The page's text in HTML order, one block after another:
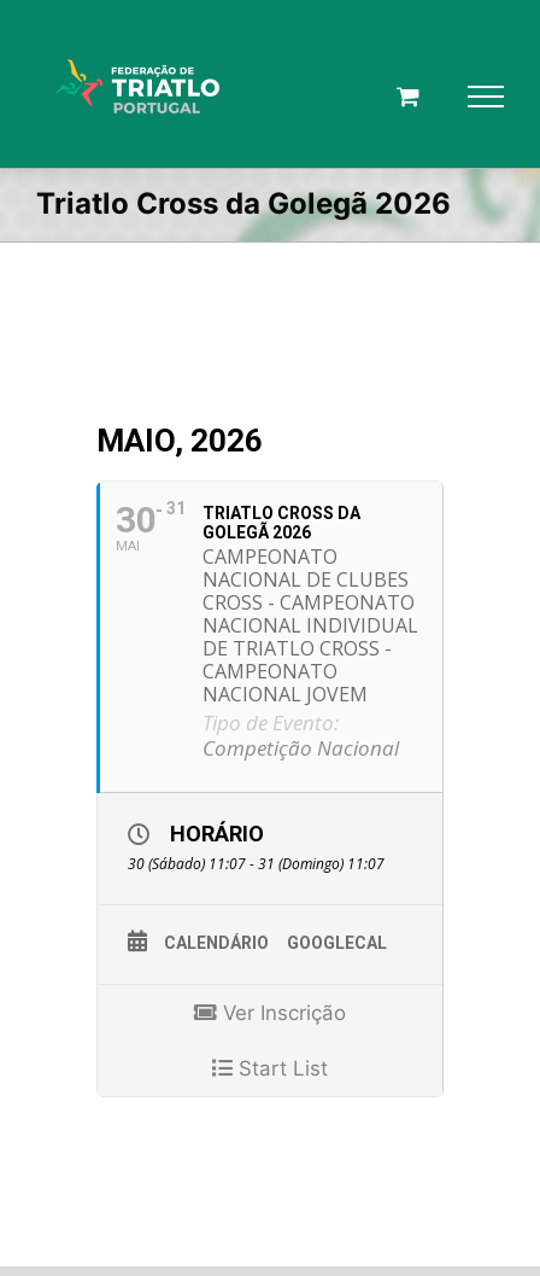
Triatlo Cross da Golegã 2026
MAIO, 2026
30
MAI
31
TRIATLO CROSS DA
GOLEGÃ 2026
CAMPEONATO
NACIONAL DE CLUBES
CROSS - CAMPEONATO
NACIONAL INDIVIDUAL
DE TRIATLO CROSS -
CAMPEONATO
NACIONAL JOVEM
Tipo de Evento:
Competição Nacional
HORÁRIO
30 (Sábado) 11:07 - 31 (Domingo) 11:07
CALENDÁRIO GOOGLECAL
Ver Inscrição
Start List